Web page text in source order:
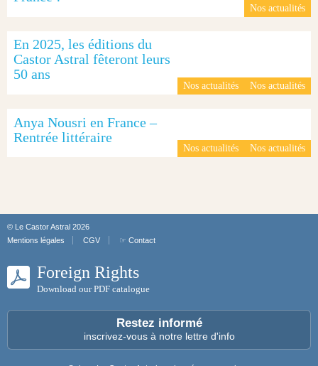
Nos actualités
Nos actualités Nos actualités
En 2025, les éditions du
Castor Astral fêteront leurs
50 ans
Nos actualités Nos actualités
Anya Nousri en France –
Rentrée littéraire
© Le Castor Astral 2026
Mentions légales
CGV ☞ Contact
Foreign Rights
Download our PDF catalogue
Restez informé
inscrivez-vous à notre lettre d'info